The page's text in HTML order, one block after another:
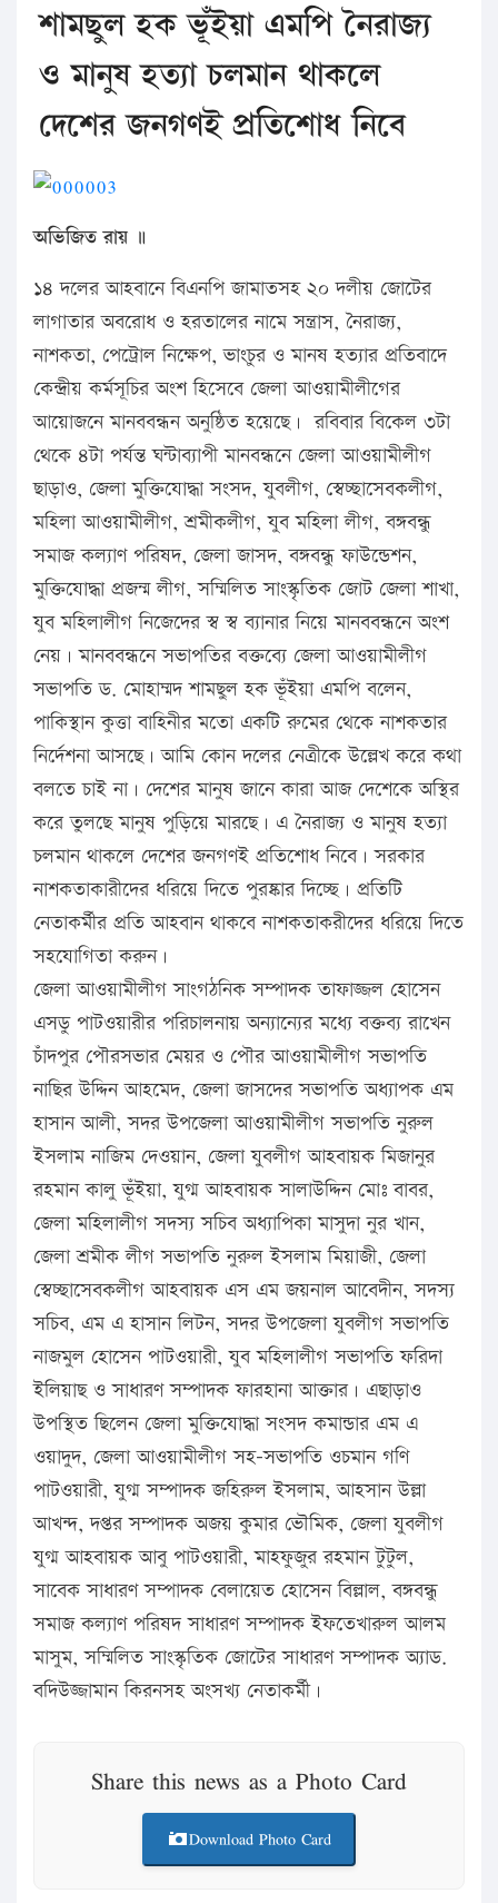
শামছুল হক ভূঁইয়া এমপি নৈরাজ্য
ও মানুষ হত্যা চলমান থাকলে
দেশের জনগণই প্রতিশোধ নিবে
অভিজিত রায় ॥
১৪ দলের আহবানে বিএনপি জামাতসহ ২০ দলীয় জোটের
লাগাতার অবরোধ ও হরতালের নামে সন্ত্রাস, নৈরাজ্য,
নাশকতা, পেট্রোল নিক্ষেপ, ভাংচুর ও মানষ হত্যার প্রতিবাদে
কেন্দ্রীয় কর্মসূচির অংশ হিসেবে জেলা আওয়ামীলীগের
আয়োজনে মানববন্ধন অনুষ্ঠিত হয়েছে। রবিবার বিকেল ৩টা
থেকে ৪টা পর্যন্ত ঘন্টাব্যাপী মানবন্ধনে জেলা আওয়ামীলীগ
ছাড়াও, জেলা মুক্তিযোদ্ধা সংসদ, যুবলীগ, স্বেচ্ছাসেবকলীগ,
মহিলা আওয়ামীলীগ, শ্রমীকলীগ, যুব মহিলা লীগ, বঙ্গবন্ধু
সমাজ কল্যাণ পরিষদ, জেলা জাসদ, বঙ্গবন্ধু ফাউন্ডেশন,
মুক্তিযোদ্ধা প্রজন্ম লীগ, সম্মিলিত সাংস্কৃতিক জোট জেলা শাখা,
যুব মহিলালীগ নিজেদের স্ব স্ব ব্যানার নিয়ে মানববন্ধনে অংশ
নেয়। মানববন্ধনে সভাপতির বক্তব্যে জেলা আওয়ামীলীগ
সভাপতি ড. মোহাম্মদ শামছুল হক ভূঁইয়া এমপি বলেন,
পাকিস্থান কুত্তা বাহিনীর মতো একটি রুমের থেকে নাশকতার
নির্দেশনা আসছে। আমি কোন দলের নেত্রীকে উল্লেখ করে কথা
বলতে চাই না। দেশের মানুষ জানে কারা আজ দেশেকে অস্থির
করে তুলছে মানুষ পুড়িয়ে মারছে। এ নৈরাজ্য ও মানুষ হত্যা
চলমান থাকলে দেশের জনগণই প্রতিশোধ নিবে। সরকার
নাশকতাকারীদের ধরিয়ে দিতে পুরষ্কার দিচ্ছে। প্রতিটি
নেতাকর্মীর প্রতি আহবান থাকবে নাশকতাকরীদের ধরিয়ে দিতে
সহযোগিতা করুন।
জেলা আওয়ামীলীগ সাংগঠনিক সম্পাদক তাফাজ্জল হোসেন
এসডু পাটওয়ারীর পরিচালনায় অন্যান্যের মধ্যে বক্তব্য রাখেন
চাঁদপুর পৌরসভার মেয়র ও পৌর আওয়ামীলীগ সভাপতি
নাছির উদ্দিন আহমেদ, জেলা জাসদের সভাপতি অধ্যাপক এম
হাসান আলী, সদর উপজেলা আওয়ামীলীগ সভাপতি নুরুল
ইসলাম নাজিম দেওয়ান, জেলা যুবলীগ আহবায়ক মিজানুর
রহমান কালু ভূঁইয়া, যুগ্ম আহবায়ক সালাউদ্দিন মোঃ বাবর,
জেলা মহিলালীগ সদস্য সচিব অধ্যাপিকা মাসুদা নুর খান,
জেলা শ্রমীক লীগ সভাপতি নুরুল ইসলাম মিয়াজী, জেলা
স্বেচ্ছাসেবকলীগ আহবায়ক এস এম জয়নাল আবেদীন, সদস্য
সচিব, এম এ হাসান লিটন, সদর উপজেলা যুবলীগ সভাপতি
নাজমুল হোসেন পাটওয়ারী, যুব মহিলালীগ সভাপতি ফরিদা
ইলিয়াছ ও সাধারণ সম্পাদক ফারহানা আক্তার। এছাড়াও
উপস্থিত ছিলেন জেলা মুক্তিযোদ্ধা সংসদ কমান্ডার এম এ
ওয়াদুদ, জেলা আওয়ামীলীগ সহ-সভাপতি ওচমান গণি
পাটওয়ারী, যুগ্ম সম্পাদক জহিরুল ইসলাম, আহসান উল্লা
আখন্দ, দপ্তর সম্পাদক অজয় কুমার ভৌমিক, জেলা যুবলীগ
যুগ্ম আহবায়ক আবু পাটওয়ারী, মাহফুজুর রহমান টুটুল,
সাবেক সাধারণ সম্পাদক বেলায়েত হোসেন বিল্লাল, বঙ্গবন্ধু
সমাজ কল্যাণ পরিষদ সাধারণ সম্পাদক ইফতেখারুল আলম
মাসুম, সম্মিলিত সাংস্কৃতিক জোটের সাধারণ সম্পাদক অ্যাড.
বদিউজ্জামান কিরনসহ অংসখ্য নেতাকর্মী।
Share this news as a Photo Card
Download Photo Card